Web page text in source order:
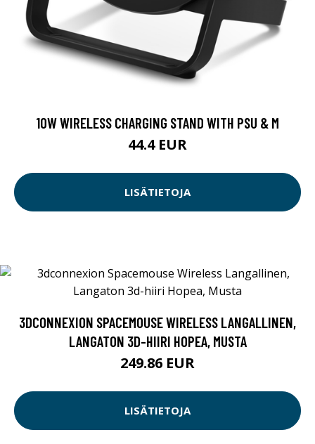
10W WIRELESS CHARGING STAND WITH PSU & M
44.4 EUR
LISÄTIETOJA
3DCONNEXION SPACEMOUSE WIRELESS LANGALLINEN,
LANGATON 3D-HIIRI HOPEA, MUSTA
249.86 EUR
LISÄTIETOJA